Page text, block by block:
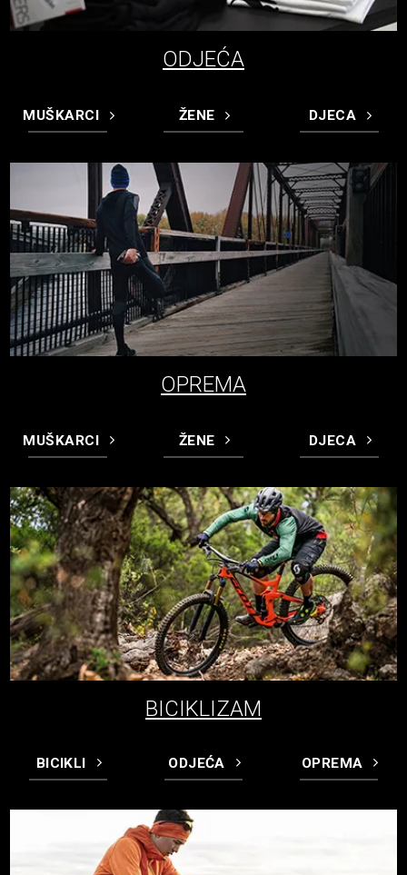
ODJEĆA
MUŠKARCI ŽENE DJECA
OPREMA
MUŠKARCI ŽENE DJECA
BICIKLIZAM
BICIKLI ODJEĆA OPREMA